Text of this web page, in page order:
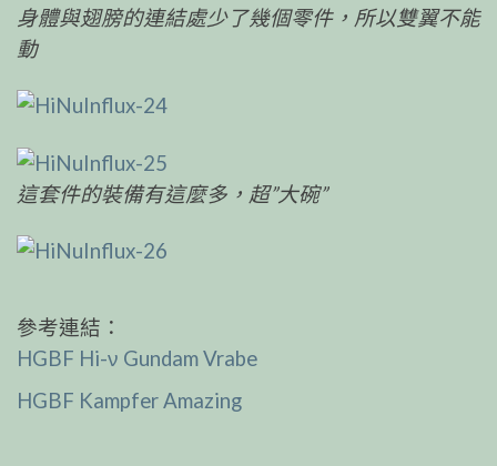
身體與翅膀的連結處少了幾個零件，所以雙翼不能
動
這套件的裝備有這麼多，超”大碗”
參考連結：
HGBF Hi-ν Gundam Vrabe
HGBF Kampfer Amazing